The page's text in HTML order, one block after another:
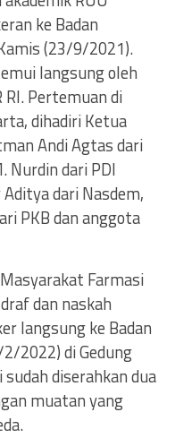
ke Badan
(23/9/2021).
langsung oleh
RI. Pertemuan di
dihadiri Ketua
Andi Agtas dari
Nurdin dari PDI
dari Nasdem,
PKB dan anggota
Farmasi
dan naskah
langsung ke Badan
2022) di Gedung
diserahkan dua
muatan yang